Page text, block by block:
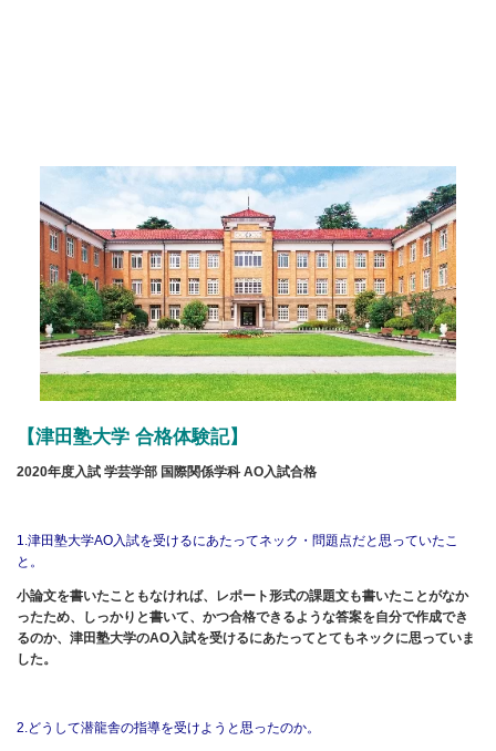
【津田塾大学 合格体験記】
2020年度入試 学芸学部 国際関係学科 AO入試合格
1.津田塾大学AO入試を受けるにあたってネック・問題点だと思っていたこ
と。
小論文を書いたこともなければ、レポート形式の課題文も書いたことがなか
ったため、しっかりと書いて、かつ合格できるような答案を自分で作成でき
るのか、津田塾大学のAO入試を受けるにあたってとてもネックに思っていま
した。
2.どうして潜龍舎の指導を受けようと思ったのか。